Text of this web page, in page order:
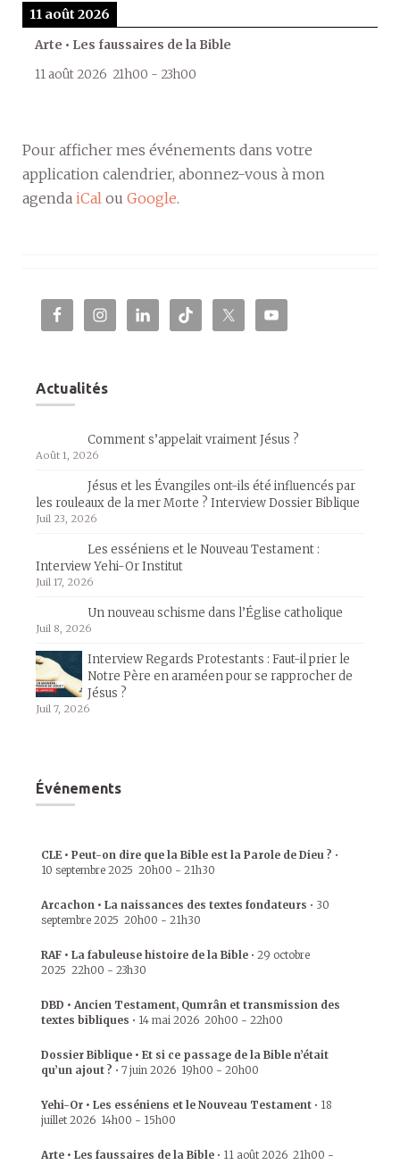
11 août 2026
Arte • Les faussaires de la Bible
11 août 2026 21h00 - 23h00
Pour afficher mes événements dans votre
application calendrier, abonnez-vous à mon
agenda iCal ou Google.
Actualités
Comment s’appelait vraiment Jésus ?
Août 1, 2026
Jésus et les Évangiles ont-ils été influencés par
les rouleaux de la mer Morte ? Interview Dossier Biblique
Juil 23, 2026
Les esséniens et le Nouveau Testament :
Interview Yehi-Or Institut
Juil 17, 2026
Un nouveau schisme dans l’Église catholique
Juil 8, 2026
Interview Regards Protestants : Faut-il prier le
Notre Père en araméen pour se rapprocher de
Jésus ?
Juil 7, 2026
Événements
CLE • Peut-on dire que la Bible est la Parole de Dieu ? •
10 septembre 2025 20h00 - 21h30
Arcachon • La naissances des textes fondateurs • 30
septembre 2025 20h00 - 21h30
RAF • La fabuleuse histoire de la Bible • 29 octobre
2025 22h00 - 23h30
DBD • Ancien Testament, Qumrân et transmission des
textes bibliques • 14 mai 2026 20h00 - 22h00
Dossier Biblique • Et si ce passage de la Bible n’était
qu’un ajout ? • 7 juin 2026 19h00 - 20h00
Yehi-Or • Les esséniens et le Nouveau Testament • 18
juillet 2026 14h00 - 15h00
Arte • Les faussaires de la Bible • 11 août 2026 21h00 -